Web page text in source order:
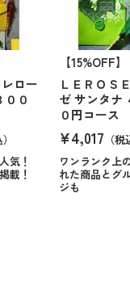
ロー
００
気！
載！
【15%OFF】
ＬＥＲＯＳ
ゼ サンタナ
０円コース
¥4,017 （
ワンランク上
れた商品とグ
ジも